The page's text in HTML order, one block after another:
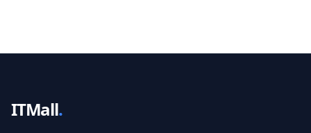
ITMall.